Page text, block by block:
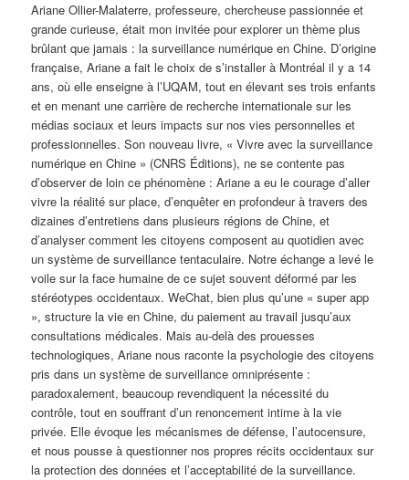
Ariane Ollier-Malaterre, professeure, chercheuse passionnée et
grande curieuse, était mon invitée pour explorer un thème plus
brûlant que jamais : la surveillance numérique en Chine. D’origine
française, Ariane a fait le choix de s’installer à Montréal il y a 14
ans, où elle enseigne à l’UQAM, tout en élevant ses trois enfants
et en menant une carrière de recherche internationale sur les
médias sociaux et leurs impacts sur nos vies personnelles et
professionnelles. Son nouveau livre, « Vivre avec la surveillance
numérique en Chine » (CNRS Éditions), ne se contente pas
d’observer de loin ce phénomène : Ariane a eu le courage d’aller
vivre la réalité sur place, d’enquêter en profondeur à travers des
dizaines d’entretiens dans plusieurs régions de Chine, et
d’analyser comment les citoyens composent au quotidien avec
un système de surveillance tentaculaire. Notre échange a levé le
voile sur la face humaine de ce sujet souvent déformé par les
stéréotypes occidentaux. WeChat, bien plus qu’une « super app
», structure la vie en Chine, du paiement au travail jusqu’aux
consultations médicales. Mais au-delà des prouesses
technologiques, Ariane nous raconte la psychologie des citoyens
pris dans un système de surveillance omniprésente :
paradoxalement, beaucoup revendiquent la nécessité du
contrôle, tout en souffrant d’un renoncement intime à la vie
privée. Elle évoque les mécanismes de défense, l’autocensure,
et nous pousse à questionner nos propres récits occidentaux sur
la protection des données et l’acceptabilité de la surveillance.